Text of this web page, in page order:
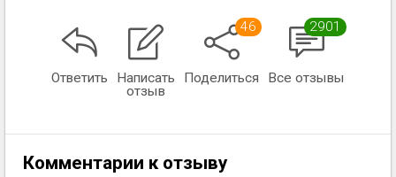
Ответить
Написать
отзыв
46
Поделиться
2901
Все отзывы
Комментарии к отзыву